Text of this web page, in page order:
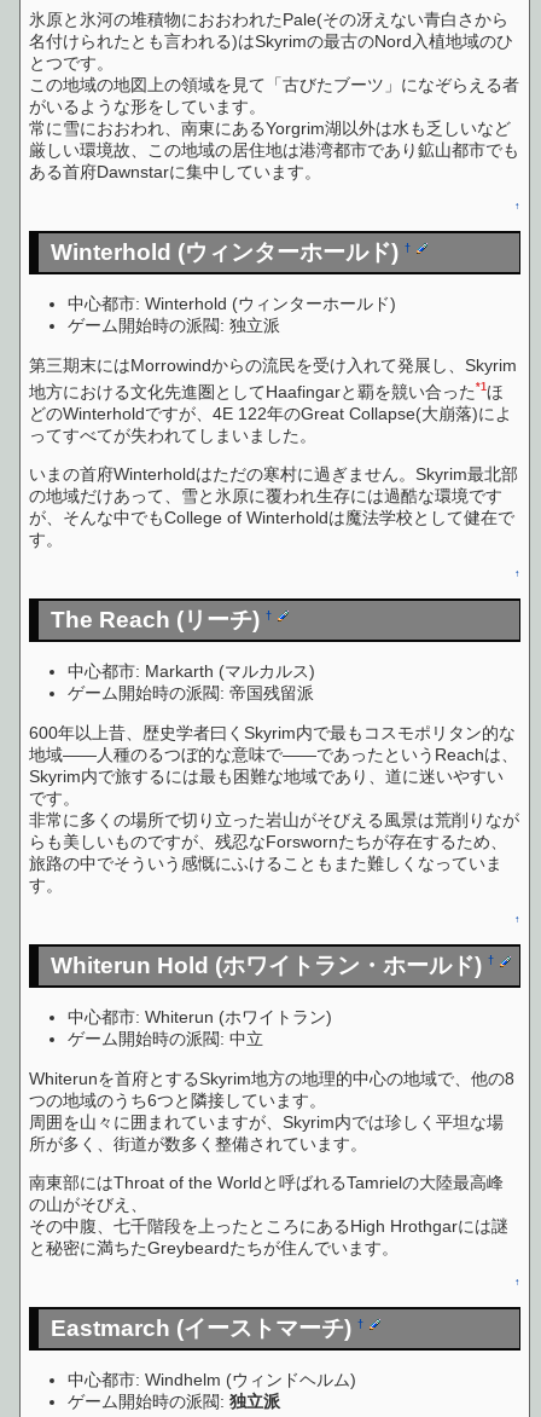
氷原と氷河の堆積物におおわれたPale(その冴えない青白さから
名付けられたとも言われる)はSkyrimの最古のNord入植地域のひ
とつです。
この地域の地図上の領域を見て「古びたブーツ」になぞらえる者
がいるような形をしています。
常に雪におおわれ、南東にあるYorgrim湖以外は水も乏しいなど
厳しい環境故、この地域の居住地は港湾都市であり鉱山都市でも
ある首府Dawnstarに集中しています。
↑
Winterhold (ウィンターホールド)†
中心都市: Winterhold (ウィンターホールド)
ゲーム開始時の派閥: 独立派
第三期末にはMorrowindからの流民を受け入れて発展し、Skyrim
地方における文化先進圏としてHaafingarと覇を競い合った*1 ほ
どのWinterholdですが、4E 122年のGreat Collapse(大崩落)によ
ってすべてが失われてしまいました。
いまの首府Winterholdはただの寒村に過ぎません。Skyrim最北部
の地域だけあって、雪と氷原に覆われ生存には過酷な環境です
が、そんな中でもCollege of Winterholdは魔法学校として健在で
す。
↑
The Reach (リーチ)†
中心都市: Markarth (マルカルス)
ゲーム開始時の派閥: 帝国残留派
600年以上昔、歴史学者曰くSkyrim内で最もコスモポリタン的な
地域――人種のるつぼ的な意味で――であったというReachは、
Skyrim内で旅するには最も困難な地域であり、道に迷いやすい
です。
非常に多くの場所で切り立った岩山がそびえる風景は荒削りなが
らも美しいものですが、残忍なForswornたちが存在するため、
旅路の中でそういう感慨にふけることもまた難しくなっていま
す。
↑
Whiterun Hold (ホワイトラン・ホールド)†
中心都市: Whiterun (ホワイトラン)
ゲーム開始時の派閥: 中立
Whiterunを首府とするSkyrim地方の地理的中心の地域で、他の8
つの地域のうち6つと隣接しています。
周囲を山々に囲まれていますが、Skyrim内では珍しく平坦な場
所が多く、街道が数多く整備されています。
南東部にはThroat of the Worldと呼ばれるTamrielの大陸最高峰
の山がそびえ、
その中腹、七千階段を上ったところにあるHigh Hrothgarには謎
と秘密に満ちたGreybeardたちが住んでいます。
↑
Eastmarch (イーストマーチ)†
中心都市: Windhelm (ウィンドヘルム)
ゲーム開始時の派閥:独立派